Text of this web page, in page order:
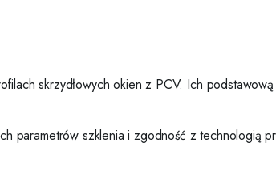
skrzydłowych okien z PCV. Ich
parametrów szklenia i zgodność z technologią